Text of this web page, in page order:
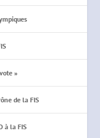
»
de la FIS
à la FIS